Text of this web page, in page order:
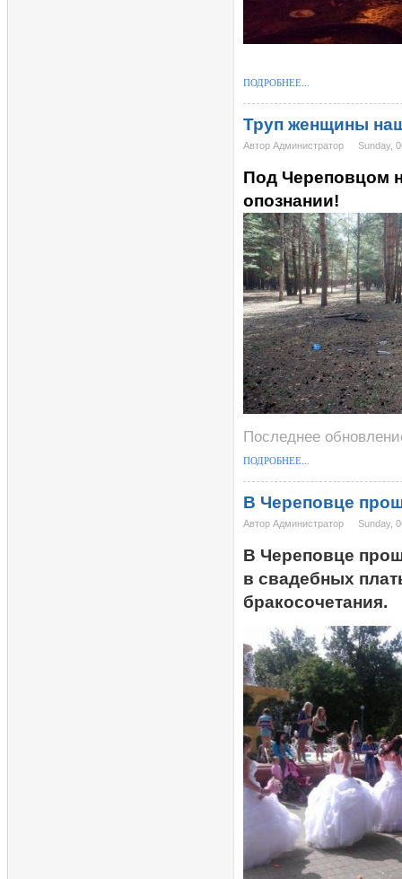
ПОДРОБНЕЕ...
Труп женщины
Автор Администратор Sunday,
Под Череповцом
опознании!
Последнее
ПОДРОБНЕЕ...
В Череповце
Автор Администратор Sunday,
В Череповце
в свадебных
бракосочетания.